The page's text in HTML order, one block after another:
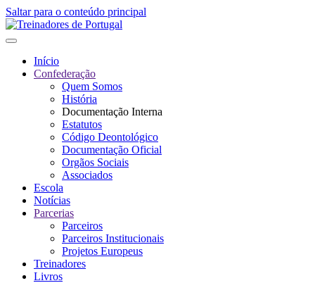
Saltar para o conteúdo principal
Início
Confederação
Quem Somos
História
Documentação Interna
Estatutos
Código Deontológico
Documentação Oficial
Orgãos Sociais
Associados
Escola
Notícias
Parcerias
Parceiros
Parceiros Institucionais
Projetos Europeus
Treinadores
Livros